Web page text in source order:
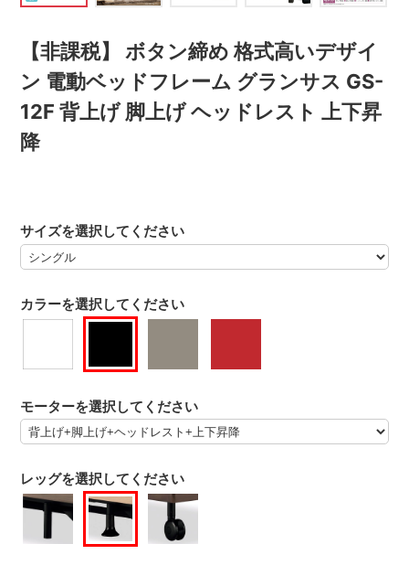
【非課税】 ボタン締め 格式高いデザイ
ン 電動ベッドフレーム グランサス GS-
12F 背上げ 脚上げ ヘッドレスト 上下昇
降
カラーを選択してください
サイズを選択してください
モーターを選択してください
レッグを選択してください